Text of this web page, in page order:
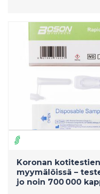
Koronan
myymälöissä –
jo noin 700 000